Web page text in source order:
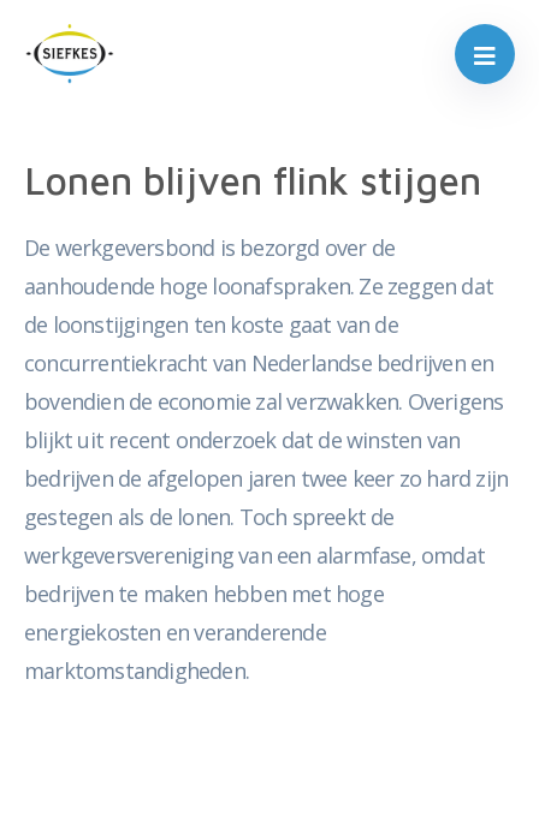
Lonen blijven flink stijgen
De werkgeversbond is bezorgd over de
aanhoudende hoge loonafspraken. Ze zeggen dat
de loonstijgingen ten koste gaat van de
concurrentiekracht van Nederlandse bedrijven en
bovendien de economie zal verzwakken. Overigens
blijkt uit recent onderzoek dat de winsten van
bedrijven de afgelopen jaren twee keer zo hard zijn
gestegen als de lonen. Toch spreekt de
werkgeversvereniging van een alarmfase, omdat
bedrijven te maken hebben met hoge
energiekosten en veranderende
marktomstandigheden.